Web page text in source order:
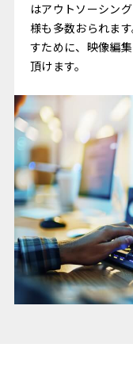
はアウトソーシン
様も多数おられま
すために、映像編
頂けます。